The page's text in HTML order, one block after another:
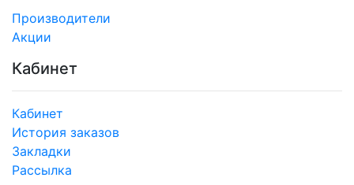
Производители
Акции
Кабинет
Кабинет
История заказов
Закладки
Рассылка